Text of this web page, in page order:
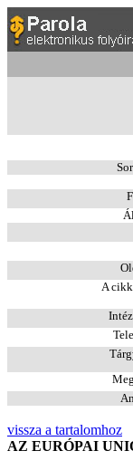
A
vissza a tartalomhoz
AZ EURÓPAI